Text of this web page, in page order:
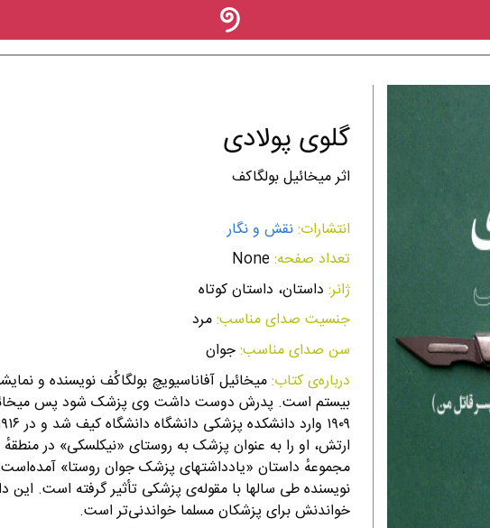
گلوی پولادی
اثر میخائیل بولگاکف
انتشارات:نقش و نگار
تعداد صفحه:None
ژانر:داستان، داستان کوتاه
جنسیت صدای مناسب:مرد
سن صدای مناسب:جوان
درباره‌ی کتاب:میخائیل آفاناسیویچ بولگاکُف نویسنده و
بیستم است. پدرش دوست داشت وی پزشک شود پس
ارتش، او را به عنوان پزشک به روستای «نیکلسکی» در
مجموعهٔ داستان «یادداشتهای پزشک جوان روستا»
نویسنده طی سالها با مقوله‌ی پزشکی تأثیر گرفته است. این
خواندنش برای پزشکان مسلما خواندنی‌تر است.